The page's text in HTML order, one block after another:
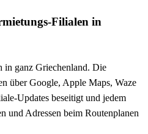
Filialen in
in ganz Griechenland. Die
über Google, Apple Maps, Waze
Updates beseitigt und jedem
und Adressen beim Routenplanen